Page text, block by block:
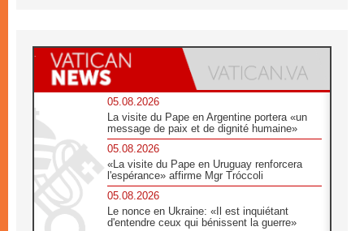
05.08.2026
La visite du Pape en Argentine portera «un
message de paix et de dignité humaine»
05.08.2026
«La visite du Pape en Uruguay renforcera
l'espérance» affirme Mgr Tróccoli
05.08.2026
Le nonce en Ukraine: «Il est inquiétant
d'entendre ceux qui bénissent la guerre»